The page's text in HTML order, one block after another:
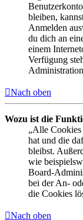
bleiben,
Anmelden
du dich an
einem
Verfügung
Nach oben
Wozu ist die
„Alle
hat und die
bleibst.
wie
Board-
bei der An-
die Cookies
Nach oben